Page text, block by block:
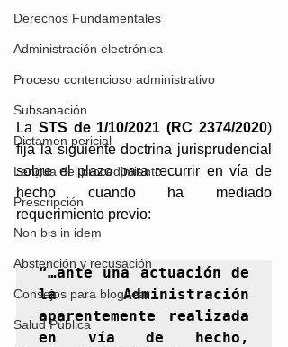
Derechos Fundamentales
Administración electrónica
Proceso contencioso administrativo
Subsanación
Dictamen pericial
Lengua del procedimiento
Prescripción
Non bis in idem
Abstención y recusación
Consejos para bloguear
Salud Pública
La STS de 1/10/2021 (RC 2374/2020)
fija la siguiente doctrina jurisprudencial
sobre el plazo para recurrir en vía de
hecho cuando ha mediado
requerimiento previo:
“…ante una actuación de
la Administración
aparentemente realizada
en vía de hecho,